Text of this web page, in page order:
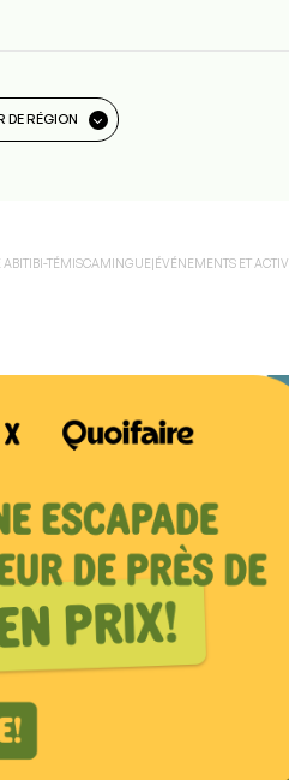
DE RÉGION
ABITIBI-TÉMISCAMINGUE|ÉVÉNEMENTS ET